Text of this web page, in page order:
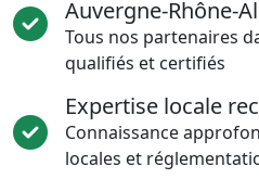
Auvergne-Rhône-
Tous nos partenaires
qualifiés et certifiés
Expertise locale
Connaissance
locales et